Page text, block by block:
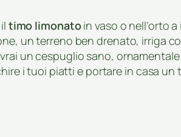
timo limonatoin vaso o nell’orto
un terreno ben drenato, irriga
un cespuglio sano,
i tuoi piatti e portare in casa